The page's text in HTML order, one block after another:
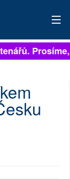
Prosíme,